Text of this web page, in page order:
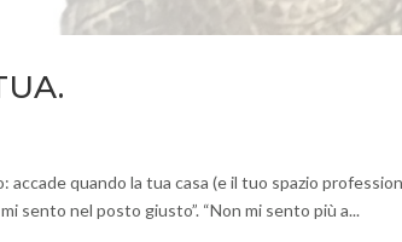
quando la tua casa (e il tuo spazio
sento nel posto giusto”. “Non mi sento più a...